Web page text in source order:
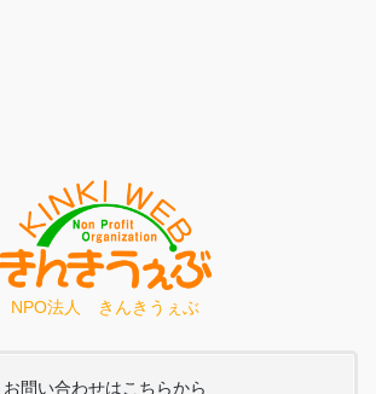
NPO法人 きんきうぇぶ
お問い合わせはこちらから